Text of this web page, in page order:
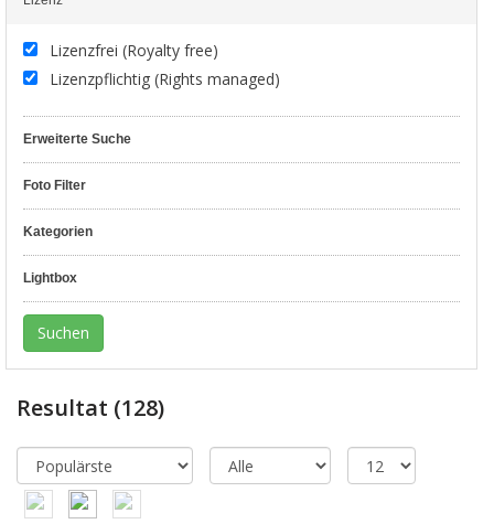
Lizenzfrei (Royalty free)
Lizenzpflichtig (Rights managed)
Erweiterte Suche
Foto Filter
Kategorien
Lightbox
Resultat (128)